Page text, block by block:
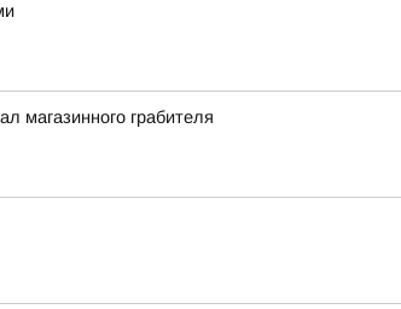
магазинного грабителя